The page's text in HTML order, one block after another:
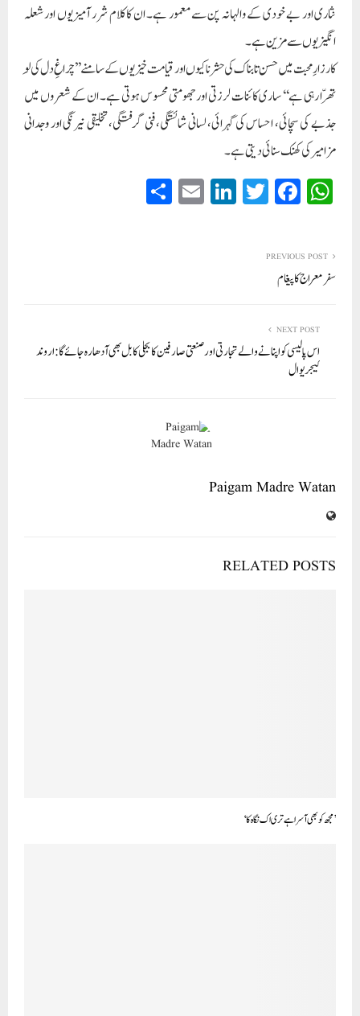
نثاری اور بے خودی کے والہانہ پن سے معمور ہے۔ ان کا کلام شرر آمیزیوں اور شعلہ
انگیزیوں سے مزین ہے۔
کارزارِ محبت میں حسن تابناک کی حشر ناکیوں اور قیامت خیزیوں کے سامنے ’’چراغِ دل کی لَو
تھرّا رہی ہے‘‘ ساری کائنات لرزتی اور جھومتی محسوس ہوتی ہے۔ ان کے شعروں میں
جذبے کی سچائی، احساس کی گہرائی، لسانی شائستگی، فنی گرفتگی، تخلیقی نیرنگی اور وجدانی
مزامیر کی کھنک سنائی دیتی ہے۔
W
ha
A
pp
Fa
ce
ok
T
wi
Li
nk
E
m
PREVIOUS POST
سفر معراج کا پیغام
NEXT POST
اس پالیسی کو اپنانے والے تجارتی اور صنعتی صارفین کا بجلی کا بل بھی آدھا رہ جائے گا: اروند
کیجریوال
Paigam Madre Watan
RELATED POSTS
’مجھ کوبھی آسر اہے تری اک نگاہ کا‘